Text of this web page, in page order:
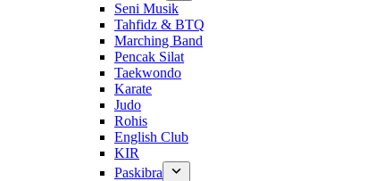
Seni Musik
Tahfidz & BTQ
Marching Band
Pencak Silat
Taekwondo
Karate
Judo
Rohis
English Club
KIR
Paskibra